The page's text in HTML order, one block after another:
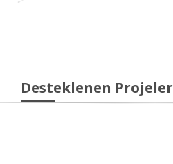
Desteklenen Projeler